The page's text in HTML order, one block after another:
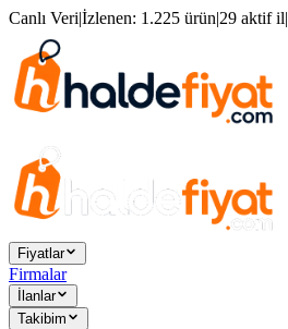
Canlı Veri|İzlenen: 1.225 ürün|29 aktif il|
Fiyatlar
Firmalar
İlanlar
Takibim